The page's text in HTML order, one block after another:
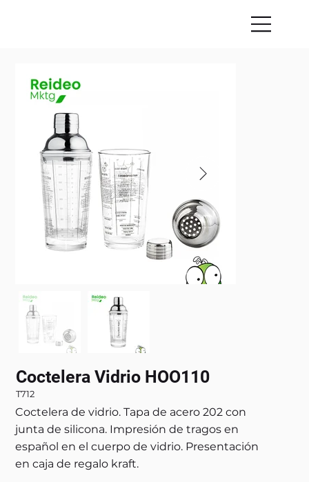
Coctelera Vidrio HOO110
T712
Coctelera de vidrio. Tapa de acero 202 con
junta de silicona. Impresión de tragos en
español en el cuerpo de vidrio. Presentación
en caja de regalo kraft.